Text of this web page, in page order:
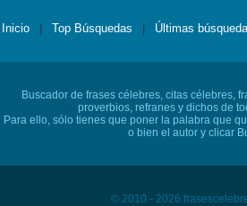
Inicio Top Búsquedas Últimas búsqueda
Buscador de frases célebres, citas célebres,
proverbios, refranes y dichos de
Para ello, sólo tienes que poner la palabra que
o bien el autor y clicar
© 2010 - 2026